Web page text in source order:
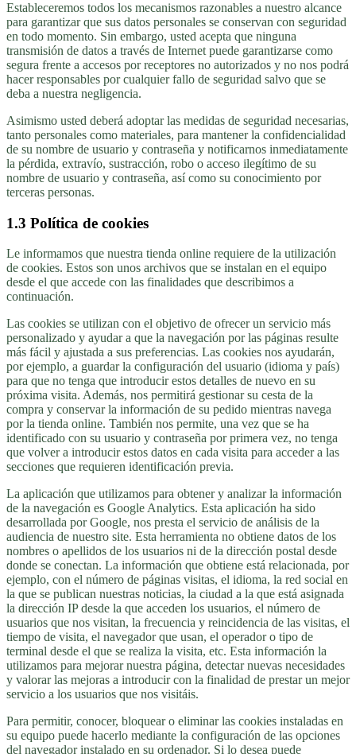
Estableceremos todos los mecanismos razonables a nuestro alcance
para garantizar que sus datos personales se conservan con seguridad
en todo momento. Sin embargo, usted acepta que ninguna
transmisión de datos a través de Internet puede garantizarse como
segura frente a accesos por receptores no autorizados y no nos podrá
hacer responsables por cualquier fallo de seguridad salvo que se
deba a nuestra negligencia.
Asimismo usted deberá adoptar las medidas de seguridad necesarias,
tanto personales como materiales, para mantener la confidencialidad
de su nombre de usuario y contraseña y notificarnos inmediatamente
la pérdida, extravío, sustracción, robo o acceso ilegítimo de su
nombre de usuario y contraseña, así como su conocimiento por
terceras personas.
1.3 Política de cookies
Le informamos que nuestra tienda online requiere de la utilización
de cookies. Estos son unos archivos que se instalan en el equipo
desde el que accede con las finalidades que describimos a
continuación.
Las cookies se utilizan con el objetivo de ofrecer un servicio más
personalizado y ayudar a que la navegación por las páginas resulte
más fácil y ajustada a sus preferencias. Las cookies nos ayudarán,
por ejemplo, a guardar la configuración del usuario (idioma y país)
para que no tenga que introducir estos detalles de nuevo en su
próxima visita. Además, nos permitirá gestionar su cesta de la
compra y conservar la información de su pedido mientras navega
por la tienda online. También nos permite, una vez que se ha
identificado con su usuario y contraseña por primera vez, no tenga
que volver a introducir estos datos en cada visita para acceder a las
secciones que requieren identificación previa.
La aplicación que utilizamos para obtener y analizar la información
de la navegación es Google Analytics. Esta aplicación ha sido
desarrollada por Google, nos presta el servicio de análisis de la
audiencia de nuestro site. Esta herramienta no obtiene datos de los
nombres o apellidos de los usuarios ni de la dirección postal desde
donde se conectan. La información que obtiene está relacionada, por
ejemplo, con el número de páginas visitas, el idioma, la red social en
la que se publican nuestras noticias, la ciudad a la que está asignada
la dirección IP desde la que acceden los usuarios, el número de
usuarios que nos visitan, la frecuencia y reincidencia de las visitas, el
tiempo de visita, el navegador que usan, el operador o tipo de
terminal desde el que se realiza la visita, etc. Esta información la
utilizamos para mejorar nuestra página, detectar nuevas necesidades
y valorar las mejoras a introducir con la finalidad de prestar un mejor
servicio a los usuarios que nos visitáis.
Para permitir, conocer, bloquear o eliminar las cookies instaladas en
su equipo puede hacerlo mediante la configuración de las opciones
del navegador instalado en su ordenador. Si lo desea puede